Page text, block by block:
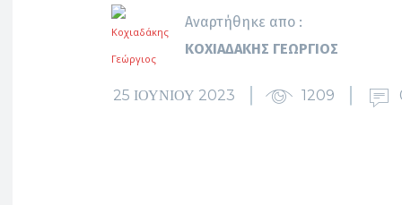
Αναρτήθηκε απο :
ΚΟΧΙΑΔΆΚΗΣ ΓΕΏΡΓΙΟΣ
25 ΙΟΥΝΊΟΥ 2023 1209